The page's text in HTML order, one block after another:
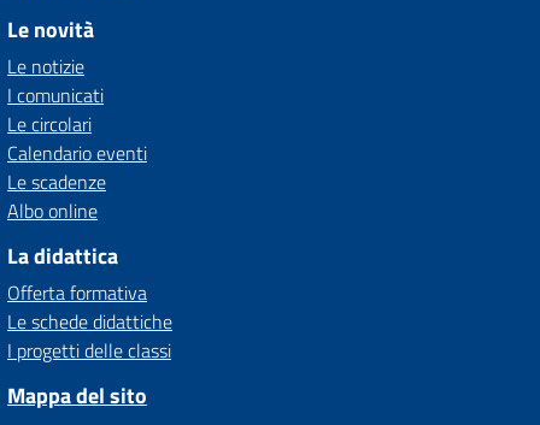
Le novità
Le notizie
I comunicati
Le circolari
Calendario eventi
Le scadenze
Albo online
La didattica
Offerta formativa
Le schede didattiche
I progetti delle classi
Mappa del sito